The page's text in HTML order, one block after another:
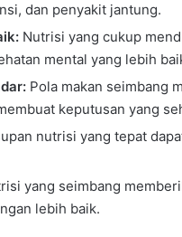
dan penyakit jantung.
Nutrisi yang cukup
mental yang lebih
Pola makan seimbang
keputusan yang
nutrisi yang tepat
yang seimbang
lebih baik.